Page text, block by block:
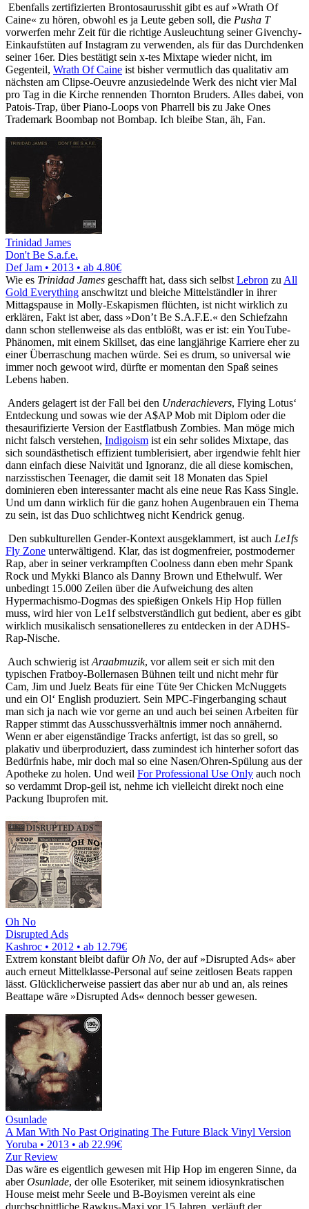
Ebenfalls zertifizierten Brontosaurusshit gibt es auf »Wrath Of
Caine« zu hören, obwohl es ja Leute geben soll, die Pusha T
vorwerfen mehr Zeit für die richtige Ausleuchtung seiner Givenchy-
Einkaufstüten auf Instagram zu verwenden, als für das Durchdenken
seiner 16er. Dies bestätigt sein x-tes Mixtape wieder nicht, im
Gegenteil, Wrath Of Caine ist bisher vermutlich das qualitativ am
nächsten am Clipse-Oeuvre anzusiedelnde Werk des nicht vier Mal
pro Tag in die Kirche rennenden Thornton Bruders. Alles dabei, von
Patois-Trap, über Piano-Loops von Pharrell bis zu Jake Ones
Trademark Boombap not Bombap. Ich bleibe Stan, äh, Fan.
Trinidad James
Don't Be S.a.f.e.
Def Jam • 2013 • ab 4.80€
Wie es Trinidad James geschafft hat, dass sich selbst Lebron zu All
Gold Everything anschwitzt und bleiche Mittelständler in ihrer
Mittagspause in Molly-Eskapismen flüchten, ist nicht wirklich zu
erklären, Fakt ist aber, dass »Don’t Be S.A.F.E.« den Schiefzahn
dann schon stellenweise als das entblößt, was er ist: ein YouTube-
Phänomen, mit einem Skillset, das eine langjährige Karriere eher zu
einer Überraschung machen würde. Sei es drum, so universal wie
immer noch gewoot wird, dürfte er momentan den Spaß seines
Lebens haben.
Anders gelagert ist der Fall bei den Underachievers, Flying Lotus‘
Entdeckung und sowas wie der A$AP Mob mit Diplom oder die
thesaurifizierte Version der Eastflatbush Zombies. Man möge mich
nicht falsch verstehen, Indigoism ist ein sehr solides Mixtape, das
sich soundästhetisch effizient tumblerisiert, aber irgendwie fehlt hier
dann einfach diese Naivität und Ignoranz, die all diese komischen,
narzisstischen Teenager, die damit seit 18 Monaten das Spiel
dominieren eben interessanter macht als eine neue Ras Kass Single.
Und um dann wirklich für die ganz hohen Augenbrauen ein Thema
zu sein, ist das Duo schlichtweg nicht Kendrick genug.
Den subkulturellen Gender-Kontext ausgeklammert, ist auch Le1fs
Fly Zone unterwältigend. Klar, das ist dogmenfreier, postmoderner
Rap, aber in seiner verkrampften Coolness dann eben mehr Spank
Rock und Mykki Blanco als Danny Brown und Ethelwulf. Wer
unbedingt 15.000 Zeilen über die Aufweichung des alten
Hypermachismo-Dogmas des spießigen Onkels Hip Hop füllen
muss, wird hier von Le1f selbstverständlich gut bedient, aber es gibt
wirklich musikalisch sensationelleres zu entdecken in der ADHS-
Rap-Nische.
Auch schwierig ist Araabmuzik, vor allem seit er sich mit den
typischen Fratboy-Bollernasen Bühnen teilt und nicht mehr für
Cam, Jim und Juelz Beats für eine Tüte 9er Chicken McNuggets
und ein Ol‘ English produziert. Sein MPC-Fingerbanging schaut
man sich ja nach wie vor gerne an und auch bei seinen Arbeiten für
Rapper stimmt das Ausschussverhältnis immer noch annähernd.
Wenn er aber eigenständige Tracks anfertigt, ist das so grell, so
plakativ und überproduziert, dass zumindest ich hinterher sofort das
Bedürfnis habe, mir doch mal so eine Nasen/Ohren-Spülung aus der
Apotheke zu holen. Und weil For Professional Use Only auch noch
so verdammt Drop-geil ist, nehme ich vielleicht direkt noch eine
Packung Ibuprofen mit.
Oh No
Disrupted Ads
Kashroc • 2012 • ab 12.79€
Extrem konstant bleibt dafürOh No, der auf »Disrupted Ads« aber
auch erneut Mittelklasse-Personal auf seine zeitlosen Beats rappen
lässt. Glücklicherweise passiert das aber nur ab und an, als reines
Beattape wäre »Disrupted Ads« dennoch besser gewesen.
Osunlade
A Man With No Past Originating The Future Black Vinyl Version
Yoruba • 2013 • ab 22.99€
Zur Review
Das wäre es eigentlich gewesen mit Hip Hop im engeren Sinne, da
aberOsunlade, der olle Esoteriker, mit seinem idiosynkratischen
House meist mehr Seele und B-Boyismen vereint als eine
durchschnittliche Rawkus-Maxi vor 15 Jahren, verläuft der